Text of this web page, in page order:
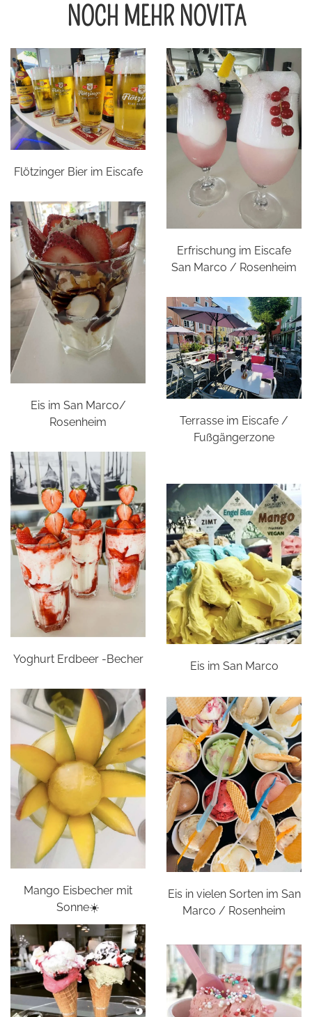
NOCH MEHR NOVITA
Flötzinger Bier im Eiscafe
Erfrischung im Eiscafe
San Marco / Rosenheim
Eis im San Marco/
Rosenheim
Terrasse im Eiscafe /
Fußgängerzone
Yoghurt Erdbeer -Becher
Eis im San Marco
Mango Eisbecher mit
Sonne☀️
Eis in vielen Sorten im San
Marco / Rosenheim